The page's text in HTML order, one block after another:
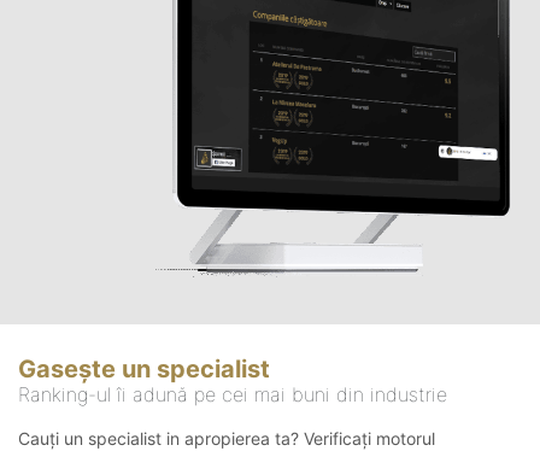
Gasește un specialist
Ranking-ul îi adună pe cei mai buni din industrie
Cauți un specialist in apropierea ta? Verificați motorul